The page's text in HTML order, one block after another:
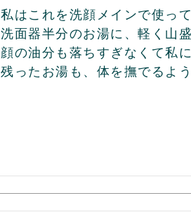
私はこれを洗顔メインで使って
洗面器半分のお湯に、軽く山
顔の油分も落ちすぎなくて私
残ったお湯も、体を撫でるよ